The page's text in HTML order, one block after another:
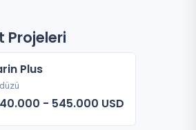
Projeleri
Plus
- 545.000 USD